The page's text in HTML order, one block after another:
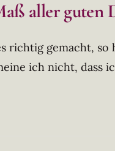
aller guten
richtig gemacht, so
ich nicht, dass